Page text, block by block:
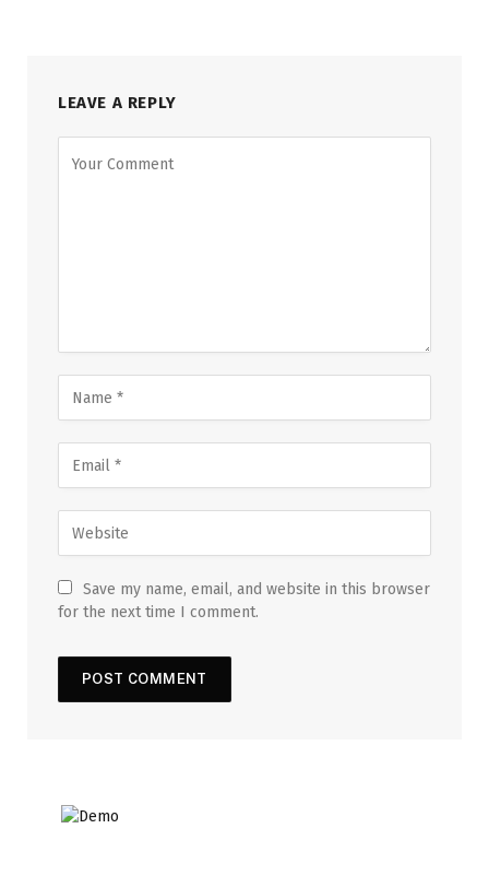
LEAVE A REPLY
Save my name, email, and website in this browser
for the next time I comment.